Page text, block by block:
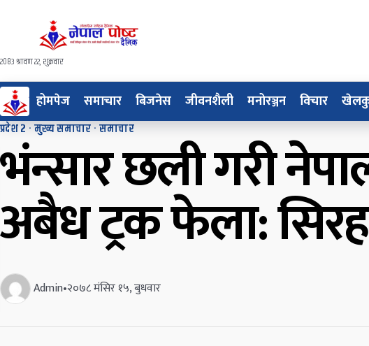
२०८३ श्रावण २२, शुक्रवार
होमपेज समाचार बिजनेस जीवनशैली मनोरञ्जन विचार
प्रदेश २·मुख्य समाचार·समाचार
भंन्सार छली गरी
अबैध ट्रक फेला:
Admin•२०७८ मंसिर १५, बुधवार